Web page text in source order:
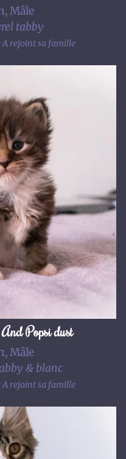
Mâle
tabby
A rejoint sa famille
Popsi dust
Mâle
& blanc
A rejoint sa famille